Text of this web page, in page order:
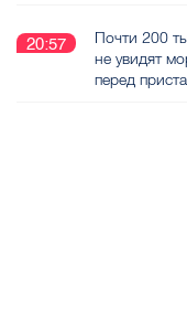
20:57
Почти 200
не увидят
перед